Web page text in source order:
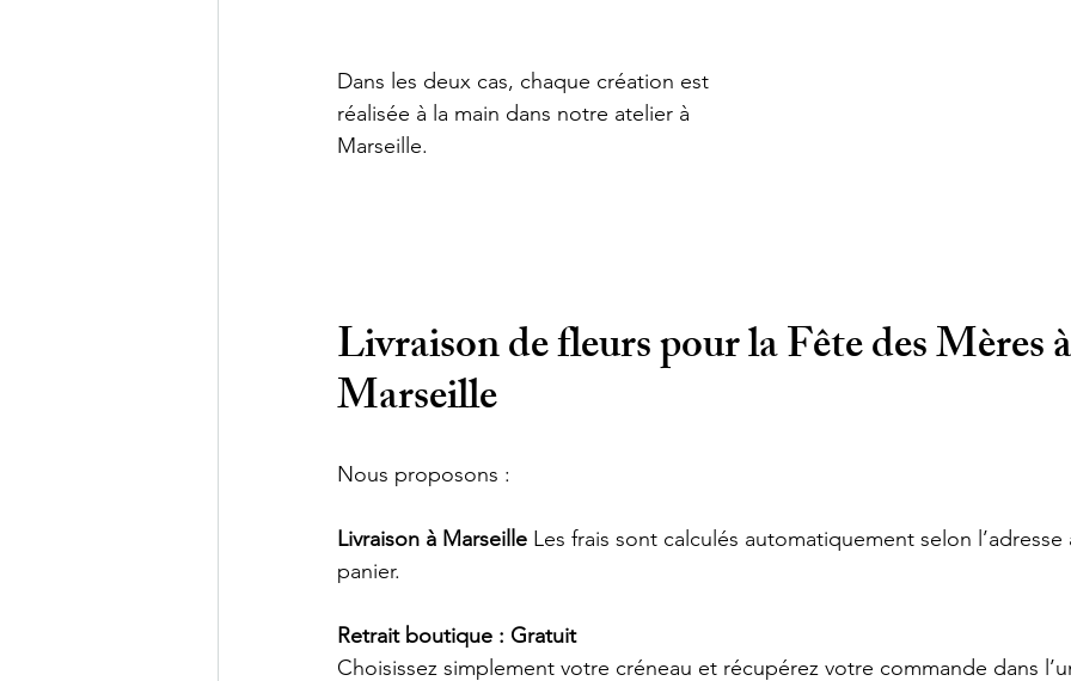
Dans les deux cas, chaque création est
réalisée à la main dans notre atelier à
Marseille.
Livraison de fleurs pour la Fête des Mères
Marseille
Nous proposons :
Livraison à Marseille Les frais sont calculés automatiquement selon
panier.
Retrait boutique : Gratuit
Choisissez simplement votre créneau et récupérez votre commande dans